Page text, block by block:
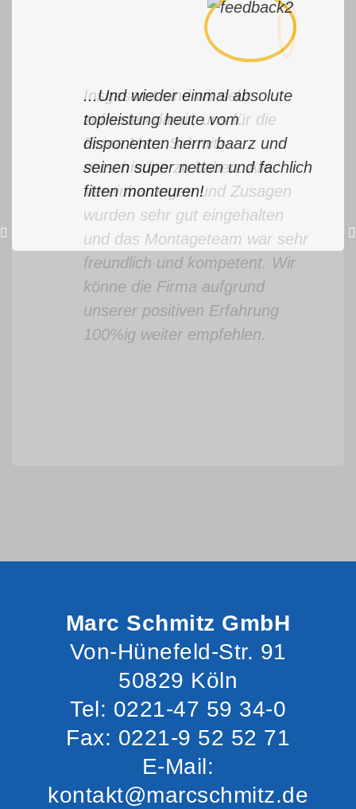
...Und wieder einmal absolute
topleistung heute vom
disponenten herrn baarz und
seinen super netten und fachlich
fitten monteuren!
Marc Schmitz GmbH
Von-Hünefeld-Str. 91
50829 Köln
Tel: 0221-47 59 34-0
Fax: 0221-9 52 52 71
E-Mail:
kontakt@marcschmitz.de